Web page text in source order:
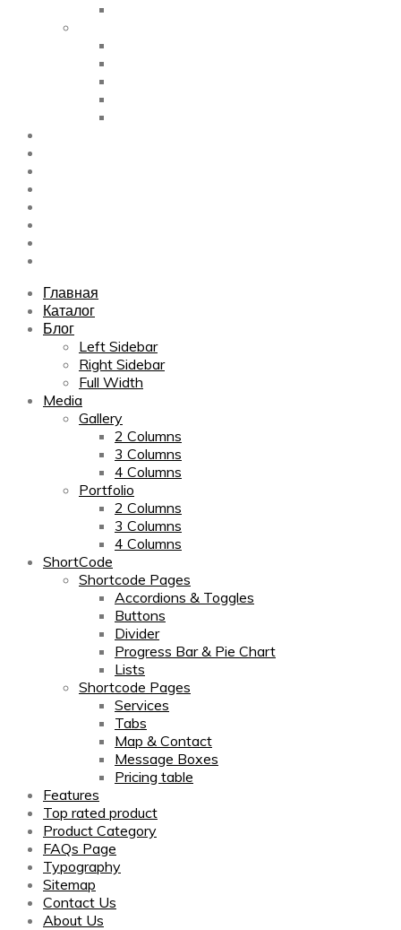
Главная
Каталог
Блог
Left Sidebar
Right Sidebar
Full Width
Media
Gallery
2 Columns
3 Columns
4 Columns
Portfolio
2 Columns
3 Columns
4 Columns
ShortCode
Shortcode Pages
Accordions & Toggles
Buttons
Divider
Progress Bar & Pie Chart
Lists
Shortcode Pages
Services
Tabs
Map & Contact
Message Boxes
Pricing table
Features
Top rated product
Product Category
FAQs Page
Typography
Sitemap
Contact Us
About Us